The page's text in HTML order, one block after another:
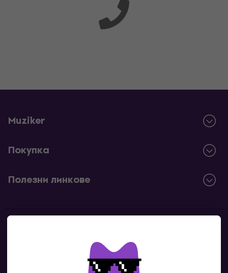
Muziker
Покупка
Полезни линкове
Свържи се с нас